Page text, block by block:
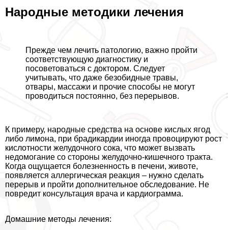
Народные методики лечения
Прежде чем лечить патологию, важно пройти
соответствующую диагностику и
посоветоваться с доктором. Следует
учитывать, что даже безобидные травы,
отвары, массажи и прочие способы не могут
проводиться постоянно, без перерывов.
К примеру, народные средства на основе кислых ягод
либо лимона, при брадикардии иногда провоцируют рост
кислотности желудочного сока, что может вызвать
недомогание со стороны желудочно-кишечного тpaкта.
Когда ощущается болезненность в печени, животе,
появляется аллергическая реакция – нужно сделать
перерыв и пройти дополнительное обследование. Не
повредит консультация врача и кардиограмма.
Домашние методы лечения: